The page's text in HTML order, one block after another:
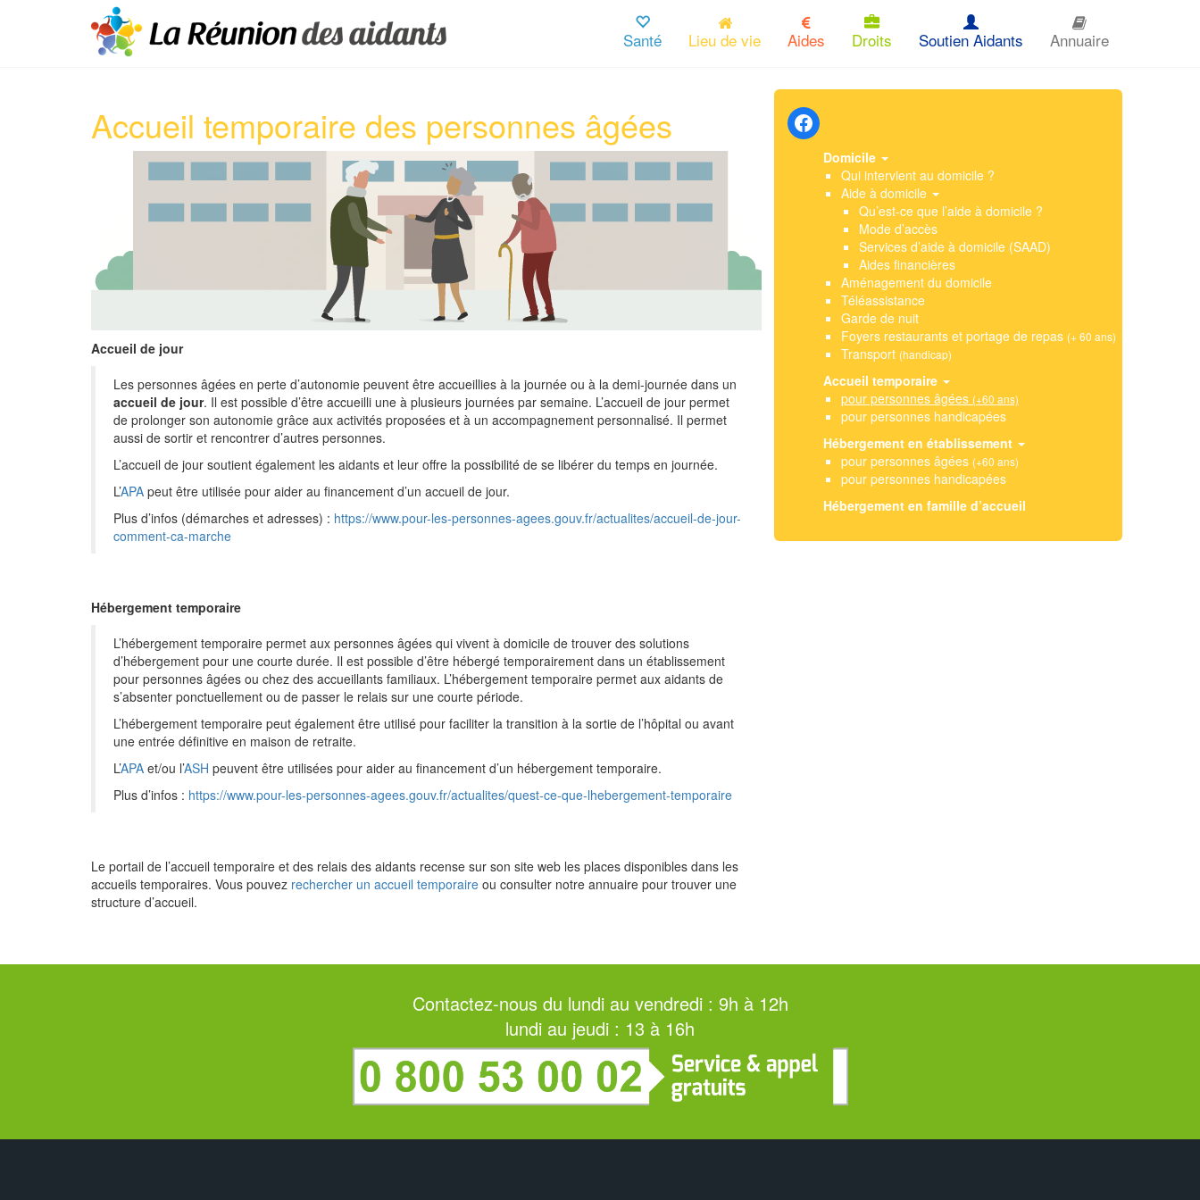
Santé Lieu de vie Aides Droits Soutien Aidants Annuaire
Accueil temporaire des personnes âgées
Accueil de jour
Les personnes âgées en perte d’autonomie peuvent être accueillies à la journée ou à la demi-journée dans un
accueil de jour. Il est possible d’être accueilli une à plusieurs journées par semaine. L’accueil de jour permet
de prolonger son autonomie grâce aux activités proposées et à un accompagnement personnalisé. Il permet
aussi de sortir et rencontrer d’autres personnes.
L’accueil de jour soutient également les aidants et leur offre la possibilité de se libérer du temps en journée.
L’APA peut être utilisée pour aider au financement d’un accueil de jour.
Plus d’infos (démarches et adresses) : https://www.pour-les-personnes-agees.gouv.fr/actualites/accueil-de-jour-
comment-ca-marche
Hébergement temporaire
L’hébergement temporaire permet aux personnes âgées qui vivent à domicile de trouver des solutions
d’hébergement pour une courte durée. Il est possible d’être hébergé temporairement dans un établissement
pour personnes âgées ou chez des accueillants familiaux. L’hébergement temporaire permet aux aidants de
s’absenter ponctuellement ou de passer le relais sur une courte période.
L’hébergement temporaire peut également être utilisé pour faciliter la transition à la sortie de l’hôpital ou avant
une entrée définitive en maison de retraite.
L’APA et/ou l’ASH peuvent être utilisées pour aider au financement d’un hébergement temporaire.
Plus d’infos : https://www.pour-les-personnes-agees.gouv.fr/actualites/quest-ce-que-lhebergement-temporaire
Le portail de l’accueil temporaire et des relais des aidants recense sur son site web les places disponibles dans les
accueils temporaires. Vous pouvez rechercher un accueil temporaire ou consulter notre annuaire pour trouver une
structure d’accueil.
Domicile
Qui intervient au domicile ?
Aide à domicile
Qu’est-ce que l’aide à domicile ?
Mode d’accès
Services d’aide à domicile (SAAD)
Aides financières
Aménagement du domicile
Téléassistance
Garde de nuit
Foyers restaurants et portage de repas (+ 60 ans)
Transport (handicap)
Accueil temporaire
pour personnes âgées (+60 ans)
pour personnes handicapées
Hébergement en établissement
pour personnes âgées (+60 ans)
pour personnes handicapées
Hébergement en famille d’accueil
Contactez-nous du lundi au vendredi : 9h à 12h
lundi au jeudi : 13 à 16h